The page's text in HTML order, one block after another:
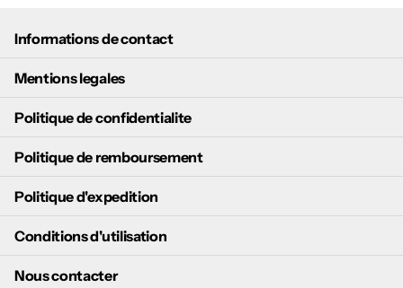
Informations de contact
Mentions legales
Politique de confidentialite
Politique de remboursement
Politique d'expedition
Conditions d'utilisation
Nous contacter